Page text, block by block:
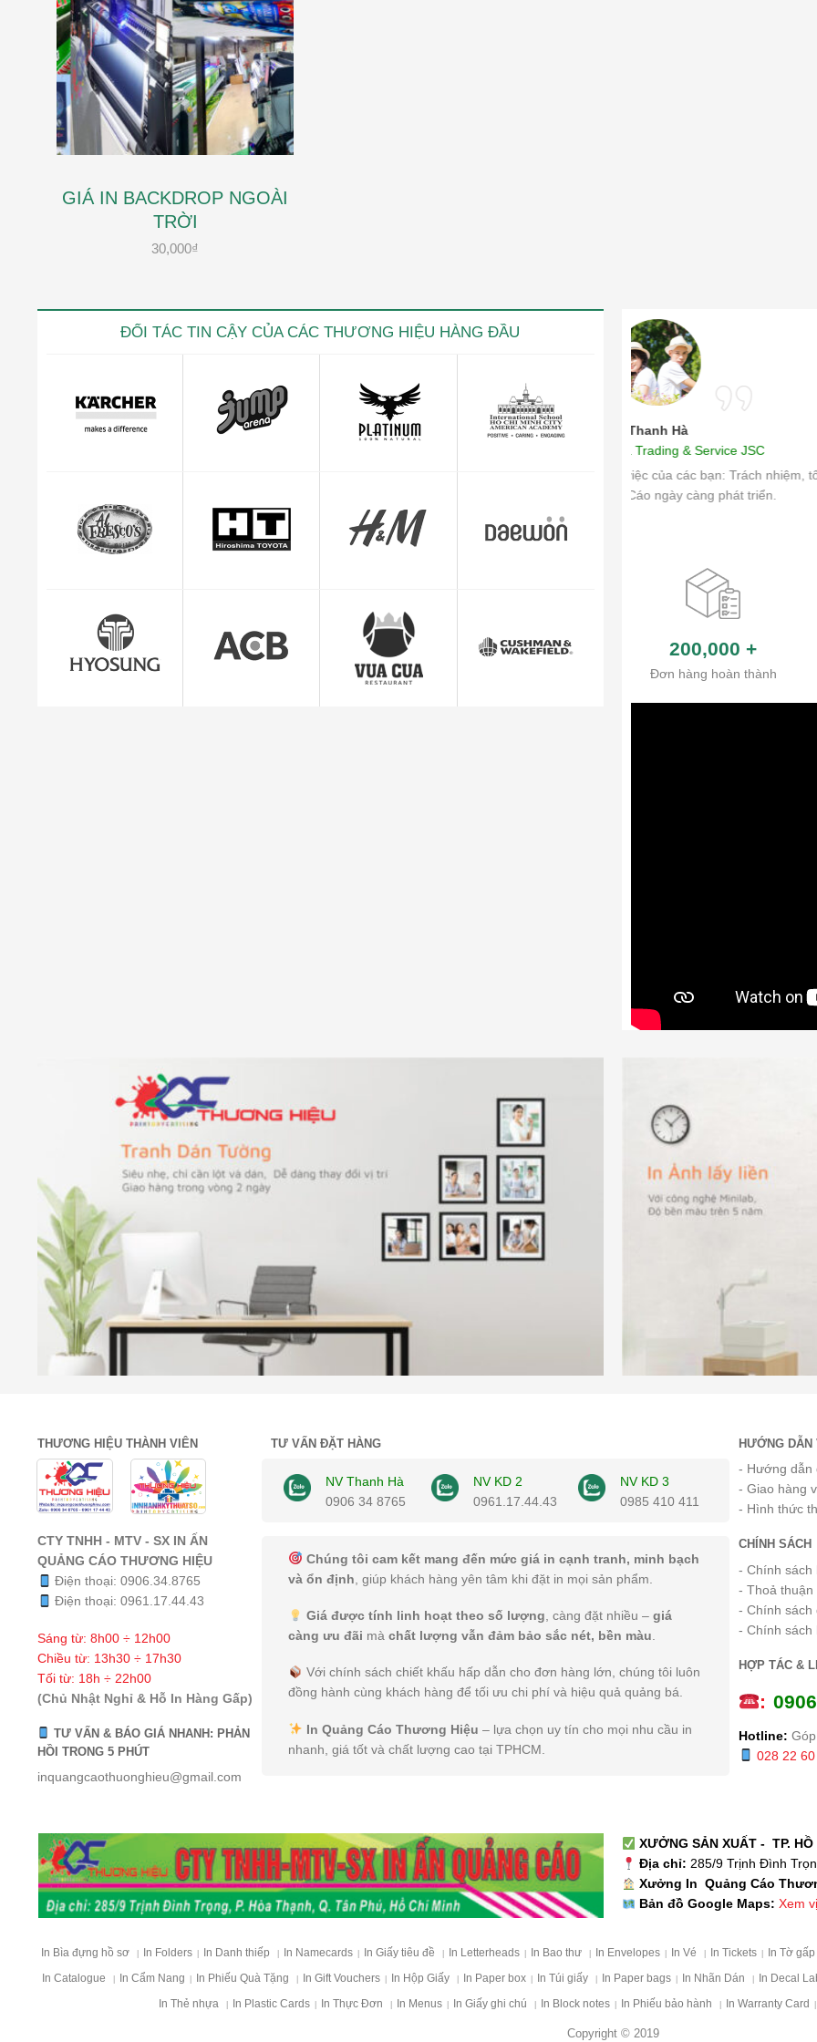
GIÁ IN BACKDROP NGOÀI
TRỜI
30,000₫
ĐỐI TÁC TIN CẬY CỦA CÁC THƯƠNG HIỆU HÀNG ĐẦU
"Mình cảm thấy rất yên
200,000 +
Đơn hàng hoàn thành
THƯƠNG HIỆU THÀNH VIÊN
CTY TNHH - MTV - SX IN ẤN
QUẢNG CÁO THƯƠNG HIỆU
Điện thoại:0906.34.8765
Điện thoại:0961.17.44.43
Sáng từ: 8h00 ÷ 12h00
Chiều từ: 13h30 ÷ 17h30
Tối từ: 18h ÷ 22h00
(Chủ Nhật Nghỉ & Hỗ In Hàng Gấp)
TƯ VẤN & BÁO GIÁ NHANH: PHẢN
HỒI TRONG 5 PHÚT
inquangcaothuonghieu@gmail.com
TƯ VẤN ĐẶT HÀNG
NV Thanh Hà
0906 34 8765
NV KD 2
0961.17.44.43
NV KD 3
0985 410 411
Chúng tôi cam kết mang đến mức giá in cạnh tranh, minh bạch
và ổn định , giúp khách hàng yên tâm khi đặt in mọi sản phẩm.
Giá được tính linh hoạt theo số lượng, càng đặt nhiều – giá
càng ưu đãi màchất lượng vẫn đảm bảo sắc nét, bền màu.
Với chính sách chiết khấu hấp dẫn cho đơn hàng lớn, chúng tôi luôn
đồng hành cùng khách hàng để tối ưu chi phí và hiệu quả quảng bá.
In Quảng Cáo Thương Hiệu – lựa chọn uy tín cho mọi nhu cầu in
nhanh, giá tốt và chất lượng cao tại TPHCM.
HƯỚNG DẪN
- Hướng dẫn
- Giao hàng
- Hình thức
CHÍNH SÁCH
- Chính sách
- Thoả thuận
- Chính sách
- Chính sách
HỢP TÁC &
: 0
Hotline:
028 22 60
XƯỞNG SẢN XUẤT - TP. HỒ
Địa chỉ: 285/9 Trịnh Đình
Xưởng In Quảng Cáo
Bản đồ Google Maps: Xem
In Bìa đựng hồ sơ In Folders In Danh thiếp In Namecards In Giấy tiêu đề In Letterheads In Bao thư In Envelopes In Vé In Tickets In Tờ gấp
In Catalogue In Cẩm Nang In Phiếu Quà Tặng In Gift Vouchers In Hộp Giấy In Paper box In Túi giấy In Paper bags In Nhãn Dán In Decal
In Thẻ nhựa In Plastic Cards In Thực Đơn In Menus In Giấy ghi chú In Block notes In Phiếu bảo hành In Warranty Card
Copyright © 2019